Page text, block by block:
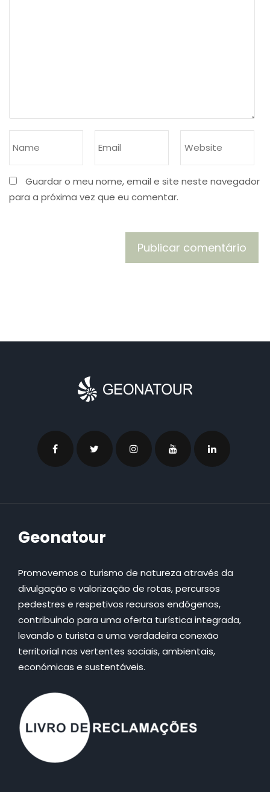
Guardar o meu nome, email e site neste navegador
para a próxima vez que eu comentar.
Geonatour
Promovemos o turismo de natureza através da
divulgação e valorização de rotas, percursos
pedestres e respetivos recursos endógenos,
contribuindo para uma oferta turística integrada,
levando o turista a uma verdadeira conexão
territorial nas vertentes sociais, ambientais,
económicas e sustentáveis.